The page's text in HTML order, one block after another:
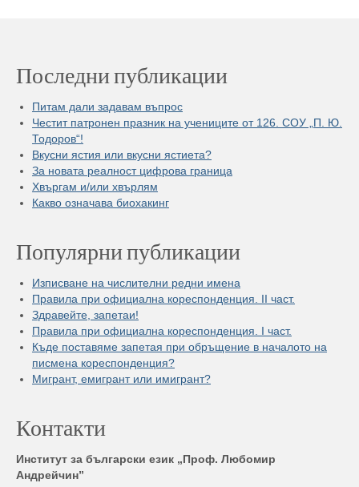
Последни публикации
Питам дали задавам въпрос
Честит патронен празник на учениците от 126. СОУ „П. Ю.
Тодоров“!
Вкусни ястия или вкусни ястиета?
За новата реалност цифрова граница
Хвъргам и/или хвърлям
Какво означава биохакинг
Популярни публикации
Изписване на числителни редни имена
Правила при официална кореспонденция. II част.
Здравейте, запетаи!
Правила при официална кореспонденция. I част.
Къде поставяме запетая при обръщение в началото на
писмена кореспонденция?
Мигрант, емигрант или имигрант?
Контакти
Институт за български език „Проф. Любомир
Андрейчин”